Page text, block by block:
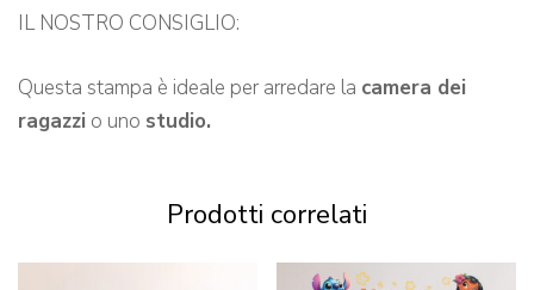
IL NOSTRO CONSIGLIO:
Questa stampa è ideale per arredare la camera dei
ragazzi o uno studio.
Prodotti correlati